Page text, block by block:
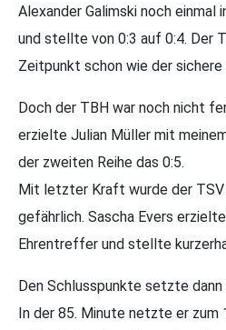
Alexander Galimski noch
und stellte von 0:3 auf 0:4. Der
Zeitpunkt schon wie der sichere
Doch der TBH war noch nicht
erzielte Julian Müller mit
der zweiten Reihe das 0:5.
Mit letzter Kraft wurde der
gefährlich. Sascha Evers
Ehrentreffer und stellte
Den Schlusspunkte setzte dann
In der 85. Minute netzte er zum